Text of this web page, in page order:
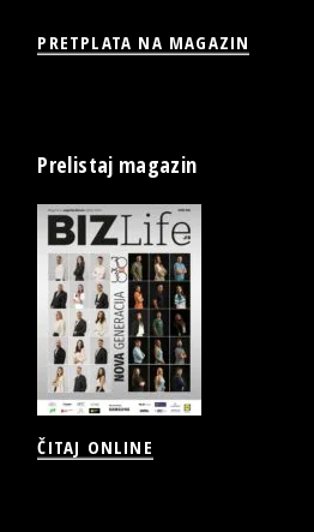
PRETPLATA NA MAGAZIN
Prelistaj magazin
ČITAJ ONLINE